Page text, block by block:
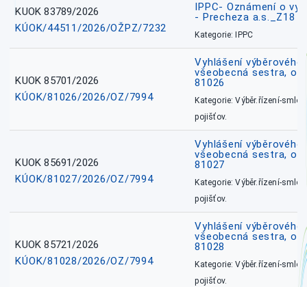
KUOK 83789/2026
KÚOK/44511/2026/OŽPZ/7232
IPPC- Oznámení o
- Precheza a.s._Z18
Kategorie: IPPC
KUOK 85701/2026
KÚOK/81026/2026/OZ/7994
Vyhlášení
všeobecná sestra,
81026
Kategorie: Výběr.řízení-
pojišťov.
KUOK 85691/2026
KÚOK/81027/2026/OZ/7994
Vyhlášení
všeobecná sestra,
81027
Kategorie: Výběr.řízení-
pojišťov.
KUOK 85721/2026
KÚOK/81028/2026/OZ/7994
Vyhlášení
všeobecná sestra,
81028
Kategorie: Výběr.řízení-
pojišťov.